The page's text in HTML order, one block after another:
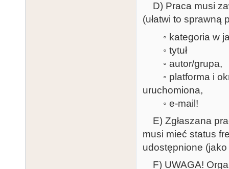
D) Praca musi
(ułatwi to sprawną
◦ kategoria w
◦ tytuł
◦ autor/grupa,
◦ platforma i
uruchomiona,
◦ e-mail!
E) Zgłaszana
musi mieć status
udostępnione
F) UWAGA!